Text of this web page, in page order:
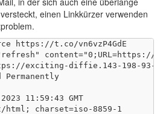
einen Linkkürzer verwenden
https://t.co/vn6vzP4GdE
exciting-diffie.143-198-93-
Permanently
11:59:43 GMT
html; charset=iso-8859-1